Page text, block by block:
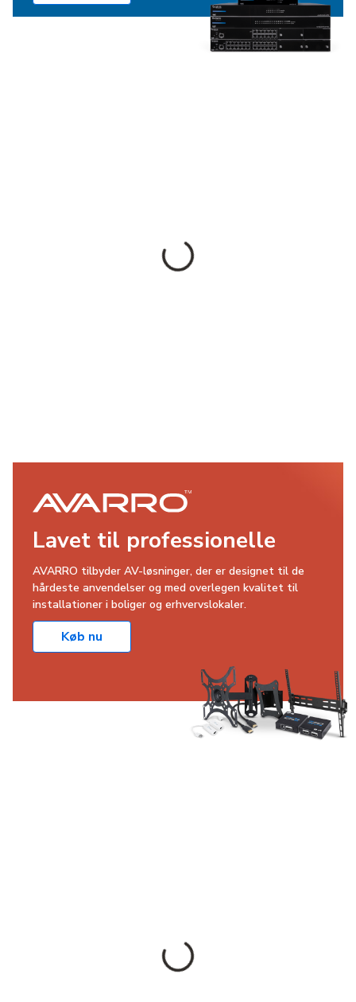
Lavet til professionelle
AVARRO tilbyder AV-løsninger, der er designet til de
hårdeste anvendelser og med overlegen kvalitet til
installationer i boliger og erhvervslokaler.
Køb nu